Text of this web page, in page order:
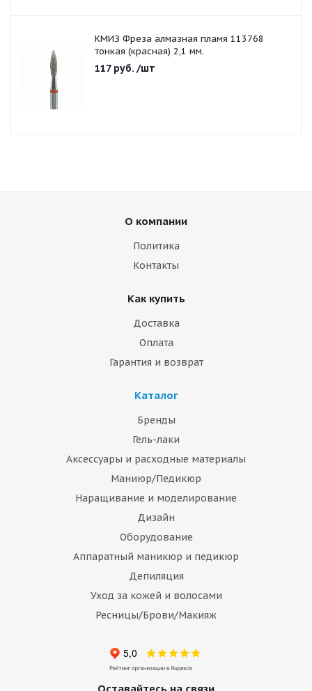
КМИЗ Фреза алмазная пламя 113768
тонкая (красная) 2,1 мм.
117руб. /шт
О компании
Политика
Контакты
Как купить
Доставка
Оплата
Гарантия и возврат
Каталог
Бренды
Гель-лаки
Аксессуары и расходные материалы
Маниюр/Педикюр
Наращивание и моделирование
Дизайн
Оборудование
Аппаратный маникюр и педикюр
Депиляция
Уход за кожей и волосами
Ресницы/Брови/Макияж